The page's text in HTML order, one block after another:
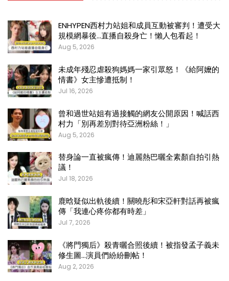
ENHYPEN西村力站姐和成員互動被審判！遭受大
規模網暴後…直播自殺身亡！懶人包看起！
Aug 5, 2026
未成年殘忍虐殺狗媽媽一家引眾怒！《給阿嬤的
情書》女主慘遭抵制！
Jul 16, 2026
曾和過世站姐有過接觸的網友公開原因！喊話西
村力「別再差別對待亞洲粉絲！」
Aug 5, 2026
替身論一直被瘋傳！迪麗熱巴曬全素顏自拍引熱
議！
Jul 18, 2026
鹿晗疑似出軌後續！關曉彤和宋亞軒對話再被瘋
傳「我連心疼你都有時差」
Jul 7, 2026
《將門獨后》殺青曬合照後續！被指發孟子義未
修生圖…演員們紛紛刪帖！
Aug 2, 2026